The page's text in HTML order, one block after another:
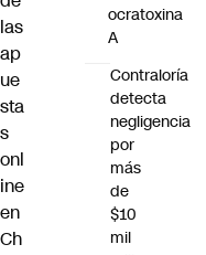
las
ap
ue
sta
s
onl
ine
en
Ch
ocratoxina
A
Contraloría
detecta
negligencia
por
más
de
$10
mil